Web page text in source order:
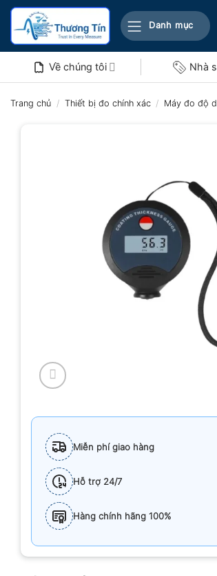
Bỏ
nội
Danh mục
Về chúng tôi Nhà
Trang chủ / Thiết bị đo chính xác / Máy đo độ
Miễn phí giao hàng
Hỗ trợ 24/7
Hàng chính hãng 100%